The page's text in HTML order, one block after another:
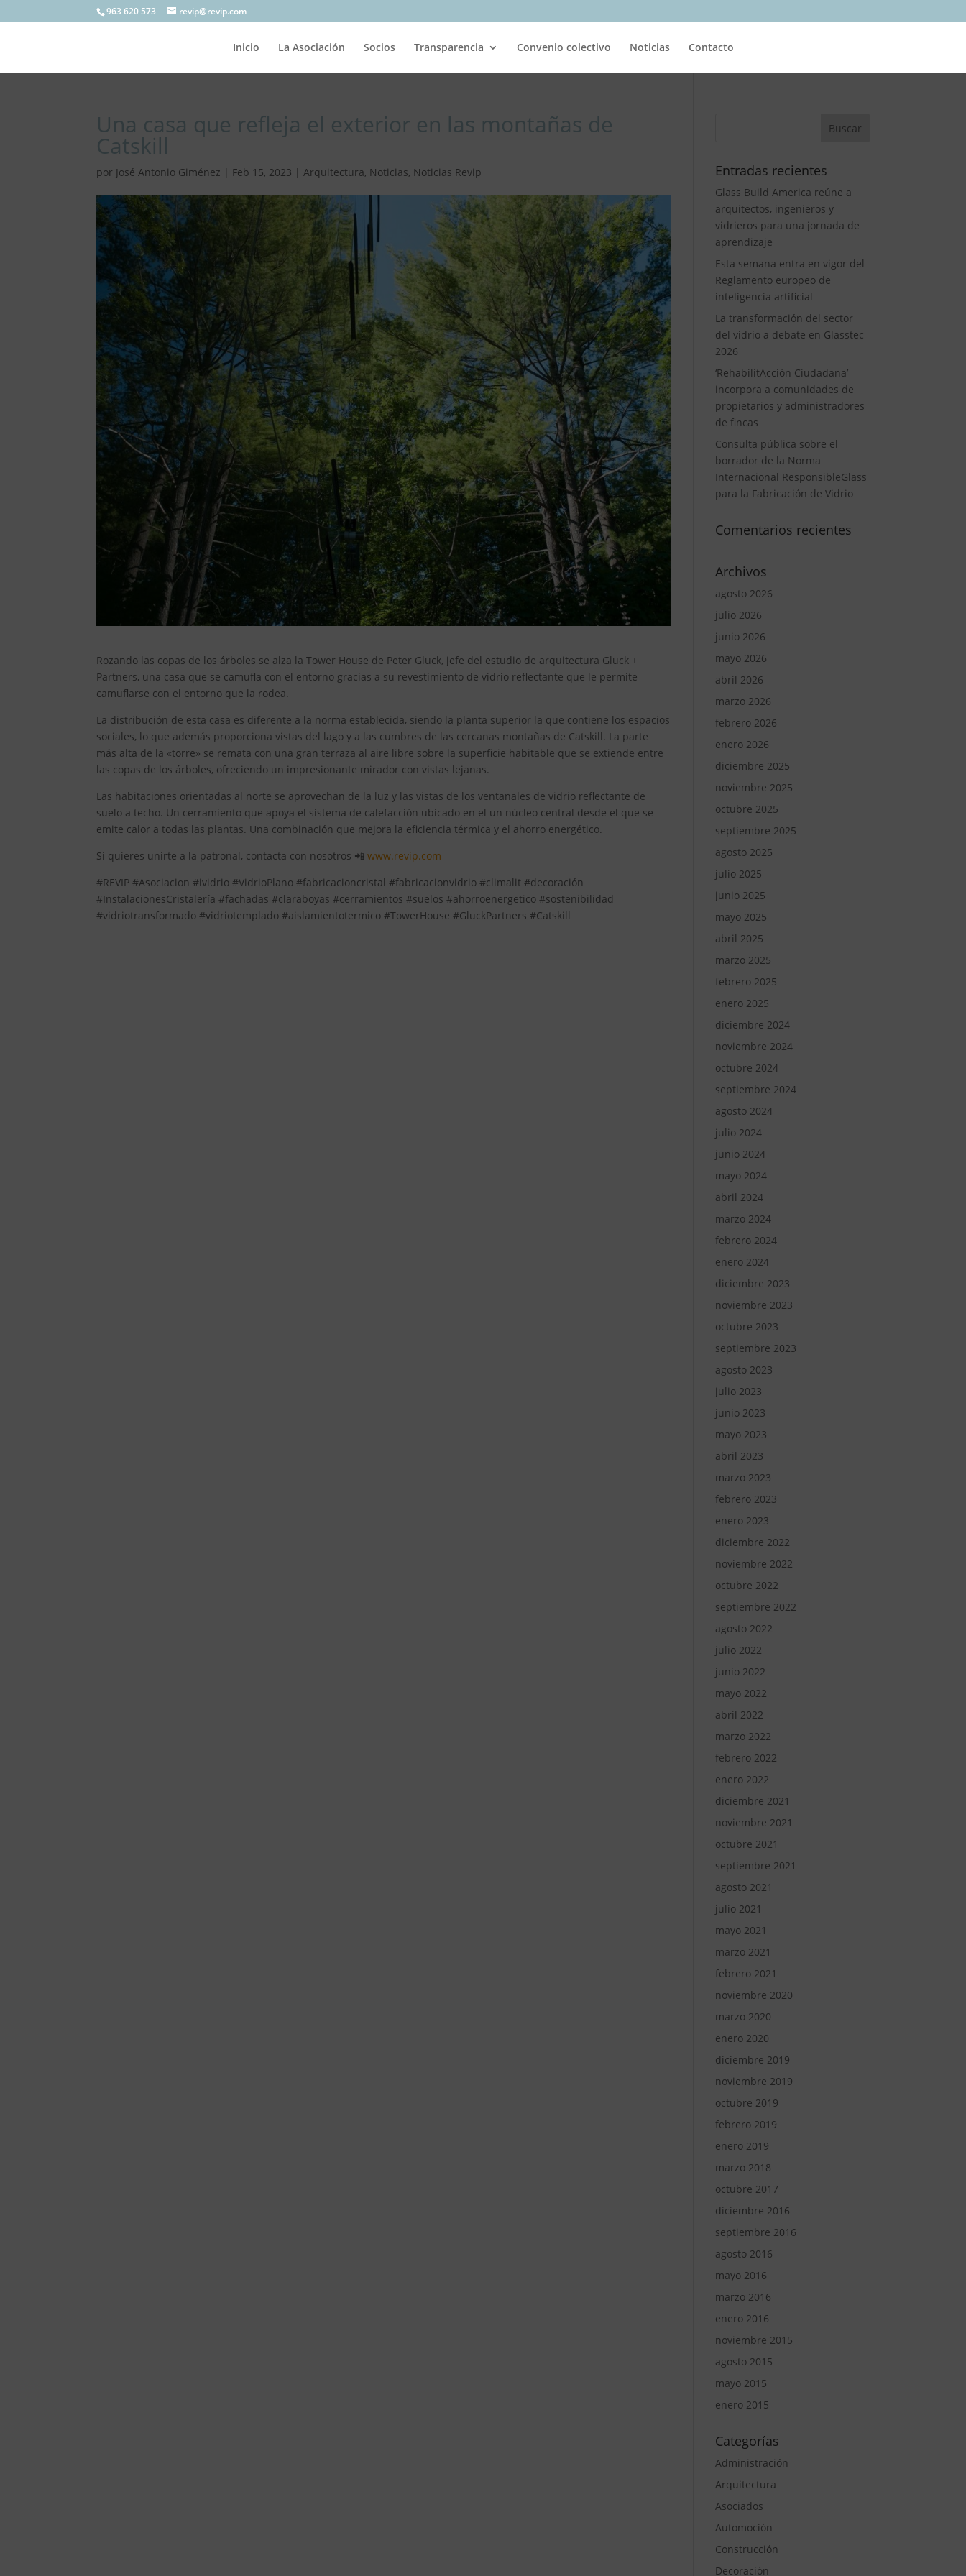
963 620 573 revip@revip.com
Inicio La Asociación Socios Transparencia Convenio colectivo Noticias Contacto
Una casa que refleja el exterior en las montañas de
Catskill
por José Antonio Giménez | Feb 15, 2023 |Arquitectura, Noticias, Noticias Revip
Rozando las copas de los árboles se alza la Tower House de Peter Gluck, jefe del estudio de arquitectura Gluck +
Partners, una casa que se camufla con el entorno gracias a su revestimiento de vidrio reflectante que le permite
camuflarse con el entorno que la rodea.
La distribución de esta casa es diferente a la norma establecida, siendo la planta superior la que contiene los espacios
sociales, lo que además proporciona vistas del lago y a las cumbres de las cercanas montañas de Catskill. La parte
más alta de la «torre» se remata con una gran terraza al aire libre sobre la superficie habitable que se extiende entre
las copas de los árboles, ofreciendo un impresionante mirador con vistas lejanas.
Las habitaciones orientadas al norte se aprovechan de la luz y las vistas de los ventanales de vidrio reflectante de
suelo a techo. Un cerramiento que apoya el sistema de calefacción ubicado en el un núcleo central desde el que se
emite calor a todas las plantas. Una combinación que mejora la eficiencia térmica y el ahorro energético.
Si quieres unirte a la patronal, contacta con nosotros 📲www.revip.com
#REVIP #Asociacion #ividrio #VidrioPlano #fabricacioncristal #fabricacionvidrio #climalit #decoración
#InstalacionesCristalería #fachadas #claraboyas #cerramientos #suelos #ahorroenergetico #sostenibilidad
#vidriotransformado #vidriotemplado #aislamientotermico #TowerHouse #GluckPartners #Catskill
Entradas recientes
Glass Build America reúne a
arquitectos, ingenieros y
vidrieros para una jornada de
aprendizaje
Esta semana entra en vigor del
Reglamento europeo de
inteligencia artificial
La transformación del sector
del vidrio a debate en Glasstec
2026
‘RehabilitAcción Ciudadana’
incorpora a comunidades de
propietarios y administradores
de fincas
Consulta pública sobre el
borrador de la Norma
Internacional ResponsibleGlass
para la Fabricación de Vidrio
Comentarios recientes
Archivos
agosto 2026
julio 2026
junio 2026
mayo 2026
abril 2026
marzo 2026
febrero 2026
enero 2026
diciembre 2025
noviembre 2025
octubre 2025
septiembre 2025
agosto 2025
julio 2025
junio 2025
mayo 2025
abril 2025
marzo 2025
febrero 2025
enero 2025
diciembre 2024
noviembre 2024
octubre 2024
septiembre 2024
agosto 2024
julio 2024
junio 2024
mayo 2024
abril 2024
marzo 2024
febrero 2024
enero 2024
diciembre 2023
noviembre 2023
octubre 2023
septiembre 2023
agosto 2023
julio 2023
junio 2023
mayo 2023
abril 2023
marzo 2023
febrero 2023
enero 2023
diciembre 2022
noviembre 2022
octubre 2022
septiembre 2022
agosto 2022
julio 2022
junio 2022
mayo 2022
abril 2022
marzo 2022
febrero 2022
enero 2022
diciembre 2021
noviembre 2021
octubre 2021
septiembre 2021
agosto 2021
julio 2021
mayo 2021
marzo 2021
febrero 2021
noviembre 2020
marzo 2020
enero 2020
diciembre 2019
noviembre 2019
octubre 2019
febrero 2019
enero 2019
marzo 2018
octubre 2017
diciembre 2016
septiembre 2016
agosto 2016
mayo 2016
marzo 2016
enero 2016
noviembre 2015
agosto 2015
mayo 2015
enero 2015
Categorías
Administración
Arquitectura
Asociados
Automoción
Construcción
Decoración